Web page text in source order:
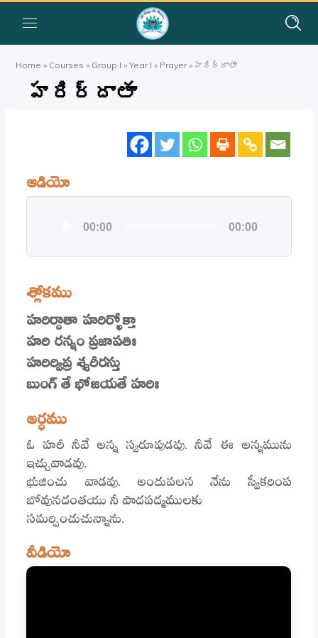
Home » Courses » Group I »Year I » Prayer»హరిర్దాతా
హరిర్దాతా
ఆడియో
00:00 00:00
శ్లోకము
హరిర్దాతా హరిర్భోక్తా
హరి రన్నం ప్రజాపతిః
హరిర్విప్ర శ్శరీరస్తు
బుంగ్ తే భోజయతే హరిః
అర్ధము
ఓ హరీ నీవే అన్న స్వరూపుడవు. నీవే ఈ అన్నమును
ఇచ్చువాడవు.
భుజించు వాడవు. అందువలన నేను స్వీకరింప
బోవునదంతయు నీ పాదపద్మములకు
సమర్పించుచున్నాను.
వీడియో